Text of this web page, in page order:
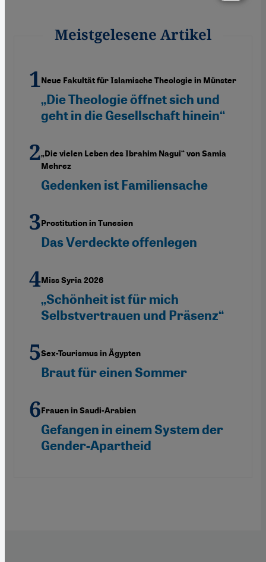
Meistgelesene Artikel
Neue Fakultät für Islamische Theologie in Münster
„Die Theologie öffnet sich und
geht in die Gesellschaft hinein“
„Die vielen Leben des Ibrahim Nagui“ von Samia
Mehrez
Gedenken ist Familiensache
Prostitution in Tunesien
Das Verdeckte offenlegen
Miss Syria 2026
„Schönheit ist für mich
Selbstvertrauen und Präsenz“
Sex-Tourismus in Ägypten
Braut für einen Sommer
Frauen in Saudi-Arabien
Gefangen in einem System der
Gender-Apartheid